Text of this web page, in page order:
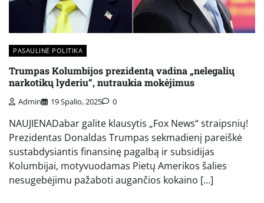
PASAULINĖ POLITIKA
Trumpas Kolumbijos prezidentą vadina „nelegalių
narkotikų lyderiu“, nutraukia mokėjimus
Admin 19 Spalio, 2025 0
NAUJIENADabar galite klausytis „Fox News“ straipsnių!
Prezidentas Donaldas Trumpas sekmadienį pareiškė
sustabdysiantis finansinę pagalbą ir subsidijas
Kolumbijai, motyvuodamas Pietų Amerikos šalies
nesugebėjimu pažaboti augančios kokaino […]